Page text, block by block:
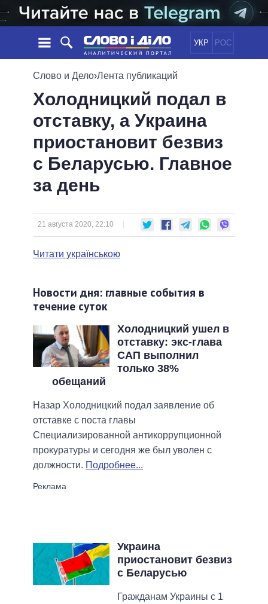
УКР РОС
НОВОСТИ
ЛЕНТА
СОБЫТИЯ
СТАТЬИ
МНЕНИЯ
ОБЗОРЫ
ДАЙДЖЕСТЫ
ПОЛИТИКА
ЭКОНОМИКА
ОБЩЕСТВО
ОБЕЩАНИЯ
ПОЛИТИКИ
ВСЕ ПОЛИТИКИ
ПРЕЗИДЕНТ И ОФИС
ВЕРХОВНАЯ РАДА
ГЛАВЫ ОБЛАДМИНИСТРАЦИЙ
ВСЕ ПЕРСОНЫ
СРАВНЕНИЕ ПОЛИТИКОВ
Слово и Дело›Лента публикаций
Холодницкий подал в
отставку, а Украина
приостановит безвиз
с Беларусью. Главное
за день
21 августа 2020, 22:10
Читати українською
Новости дня: главные события в
течение суток
Холодницкий ушел в
отставку: экс-глава
САП выполнил
только 38%
обещаний
Назар Холодницкий подал заявление об
отставке с поста главы
Специализированной антикоррупционной
прокуратуры и сегодня же был уволен с
должности. Подробнее...
Украина
приостановит безвиз
с Беларусью
Гражданам Украины с 1